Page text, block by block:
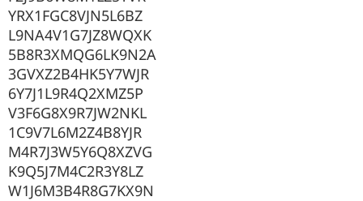
YRX1FGC8VJN5L6BZ
L9NA4V1G7JZ8WQXK
5B8R3XMQG6LK9N2A
3GVXZ2B4HK5Y7WJR
6Y7J1L9R4Q2XMZ5P
V3F6G8X9R7JW2NKL
1C9V7L6M2Z4B8YJR
M4R7J3W5Y6Q8XZVG
K9Q5J7M4C2R3Y8LZ
W1J6M3B4R8G7KX9N